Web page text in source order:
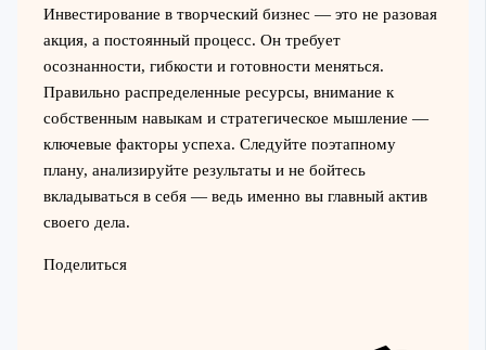
Инвестирование в творческий бизнес — это не разовая
акция, а постоянный процесс. Он требует
осознанности, гибкости и готовности меняться.
Правильно распределенные ресурсы, внимание к
собственным навыкам и стратегическое мышление —
ключевые факторы успеха. Следуйте поэтапному
плану, анализируйте результаты и не бойтесь
вкладываться в себя — ведь именно вы главный актив
своего дела.
Поделиться